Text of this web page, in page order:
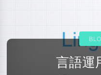
言語運